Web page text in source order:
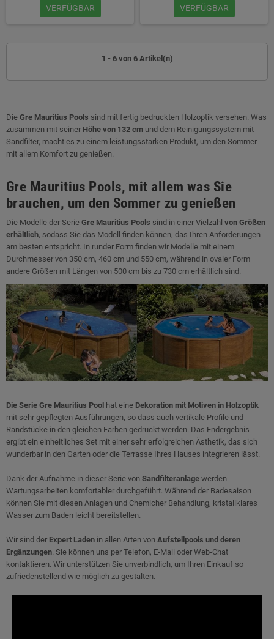
VERFÜGBAR VERFÜGBAR
1 - 6 von 6 Artikel(n)
Die Gre Mauritius Pools sind mit fertig bedruckten Holzoptik versehen. Was
zusammen mit seiner Höhe von 132 cm und dem Reinigungssystem mit
Sandfilter, macht es zu einem leistungsstarken Produkt, um den Sommer
mit allem Komfort zu genießen.
Gre Mauritius Pools, mit allem was Sie
brauchen, um den Sommer zu genießen
Die Modelle der Serie Gre Mauritius Pools sind in einer Vielzahl von Größen
erhältlich, sodass Sie das Modell finden können, das Ihren Anforderungen
am besten entspricht. In runder Form finden wir Modelle mit einem
Durchmesser von 350 cm, 460 cm und 550 cm, während in ovaler Form
andere Größen mit Längen von 500 cm bis zu 730 cm erhältlich sind.
Die Serie Gre Mauritius Pool hat eine Dekoration mit Motiven in Holzoptik
mit sehr gepflegten Ausführungen, so dass auch vertikale Profile und
Randstücke in den gleichen Farben gedruckt werden. Das Endergebnis
ergibt ein einheitliches Set mit einer sehr erfolgreichen Ästhetik, das sich
wunderbar in den Garten oder die Terrasse Ihres Hauses integrieren lässt.
Dank der Aufnahme in dieser Serie von Sandfilteranlage werden
Wartungsarbeiten komfortabler durchgeführt. Während der Badesaison
können Sie mit diesen Anlagen und Chemicher Behandlung, kristallklares
Wasser zum Baden leicht bereitstellen.
Wir sind der Expert Laden in allen Arten von Aufstellpools und deren
Ergänzungen. Sie können uns per Telefon, E-Mail oder Web-Chat
kontaktieren. Wir unterstützen Sie unverbindlich, um Ihren Einkauf so
zufriedenstellend wie möglich zu gestalten.